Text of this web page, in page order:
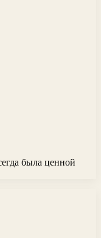
была ценной